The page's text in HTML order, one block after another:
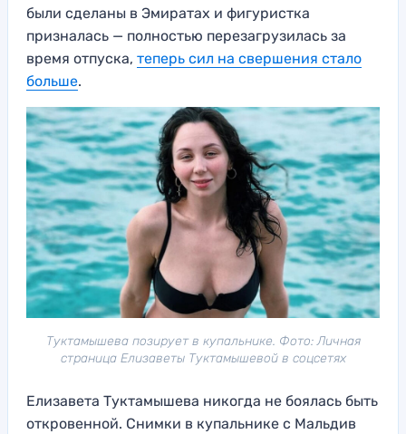
были сделаны в Эмиратах и фигуристка
призналась — полностью перезагрузилась за
время отпуска, теперь сил на свершения стало
больше.
Туктамышева позирует в купальнике. Фото: Личная
страница Елизаветы Туктамышевой в соцсетях
Елизавета Туктамышева никогда не боялась быть
откровенной. Снимки в купальнике с Мальдив